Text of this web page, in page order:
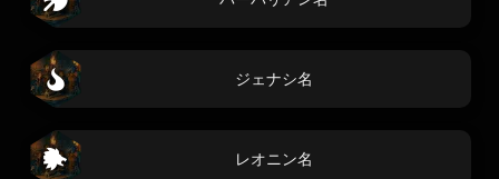
ジェナシ名
レオニン名